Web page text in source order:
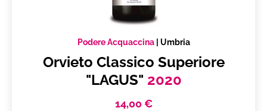
Primi e secondi piatti
Frutti di mare
Podere Acquaccina| Umbria
Orvieto Classico Superiore
"LAGUS" 2020
14,00 €